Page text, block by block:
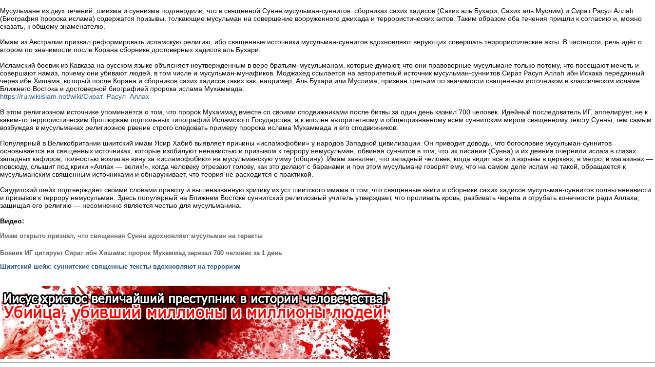
Мусульмане из двух течений: шиизма и суннизма подтвердили, что в священной Сунне мусульман-суннитов: сборниках сахих хадисов (Сахих аль Бухари, Сахих аль Муслим) и Сират Расул Аллаh
(Биография пророка ислама) содержатся призывы, толкающие мусульман на совершение вооруженного джихада и террористических актов. Таким образом оба течения пришли к согласию и, можно
сказать, к общему знаменателю.
Имам из Австралии призвал реформировать исламскую религию, ибо священные источники мусульман-суннитов вдохновляют верующих совершать террористические акты. В частности, речь идёт о
втором по значимости после Корана сборнике достоверных хадисов аль Бухари.
Исламский боевик из Кавказа на русском языке объясняет неутвержденным в вере братьям-мусульманам, которые думают, что они правоверные мусульмане только потому, что посещают мечеть и
совершают намаз, почему они убивают людей, в том числе и мусульман-мунафиков. Моджахед ссылается на авторитетный источник мусульман-суннитов Сират Расул Аллаh ибн Исхака переданный
через ибн Хишама, который после Корана и сборников сахих хадисов таких как, например, Аль Бухари или Муслима, признан третьим по значимости священным источником в классическом исламе
Ближнего Востока и достоверной биографией пророка ислама Мухаммада.
https://ru.wikiislam.net/wiki/Сират_Расул_Аллах
В этом религиозном источнике упоминается о том, что пророк Мухаммад вместе со своими сподвижниками после битвы за один день казнил 700 человек. Идейный последователь ИГ, аппелирует, не к
каким-то террористическим брошюркам подпольных типографий Исламского Государства, а к вполне авторитетному и общепризнанному всем суннитским миром священному тексту Сунны, тем самым
возбуждая в мусульманах религиозное рвение строго следовать примеру пророка ислама Мухаммада и его сподвижников.
Популярный в Великобритании шиитский имам Ясир Хабиб выявляет причины «исламофобии» у народов Западной цивилизации. Он приводит доводы, что богословие мусульман-суннитов
основывается на священных источниках, которые изобилуют ненавистью и призывом к террору немусульман, обвиняя суннитов в том, что их писания (Сунна) и их деяния очернили ислам в глазах
западных кафиров, полностью возлагая вину за «исламофобию» на мусульманскую умму (общину). Имам заявляет, что западный человек, когда видит все эти взрывы в церквях, в метро, в магазинах —
повсюду, слышит под крики «Аллах — велик!», когда человеку отрезают голову, как это делают с баранами и при этом мусульмане говорят ему, что на самом деле ислам не такой, обращается к
мусульманским священным источниками и обнаруживает, что теория не расходится с практикой.
Саудитский шейх подтверждает своими словами правоту и вышеназванную критику из уст шиитского имама о том, что священные книги и сборники сахих хадисов мусульман-суннитов полны ненависти
и призывов к террору немусульман. Здесь популярный на Ближнем Востоке суннитский религиозный учитель утверждает, что проливать кровь, разбивать черепа и отрубать конечности ради Аллаха,
защищая его религию — несомненно является честью для мусульманина.
Видео:
Имам открыто признал, что священная Сунна вдохновляет мусульман на теракты
Боевик ИГ цитирует Сират ибн Хишама: пророк Мухаммад зарезал 700 человек за 1 день
Шиитский шейх: суннитские священные тексты вдохновляют на терроризм